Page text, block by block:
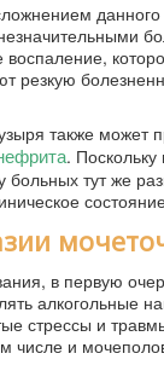
воспаление,
резкую
также может
.
больных тут же
в первую
алкогольные
стрессы и
числе и